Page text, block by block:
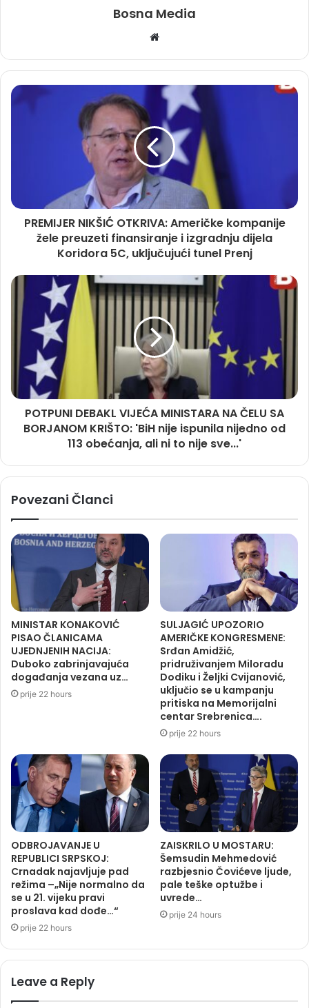
Bosna Media
Website
PREMIJER NIKŠIĆ OTKRIVA: Američke kompanije
žele preuzeti finansiranje i izgradnju dijela
Koridora 5C, uključujući tunel Prenj
POTPUNI DEBAKL VIJEĆA MINISTARA NA ČELU SA
BORJANOM KRIŠTO: 'BiH nije ispunila nijedno od
113 obećanja, ali ni to nije sve...'
Povezani Članci
MINISTAR KONAKOVIĆ
PISAO ČLANICAMA
UJEDNJENIH NACIJA:
Duboko zabrinjavajuća
događanja vezana uz…
prije 22 hours
SULJAGIĆ UPOZORIO
AMERIČKE KONGRESMENE:
Srđan Amidžić,
pridruživanjem Miloradu
Dodiku i Željki Cvijanović,
uključio se u kampanju
pritiska na Memorijalni
centar Srebrenica….
prije 22 hours
ODBROJAVANJE U
REPUBLICI SRPSKOJ:
Crnadak najavljuje pad
režima –„Nije normalno da
se u 21. vijeku pravi
proslava kad dođe…“
prije 22 hours
ZAISKRILO U MOSTARU:
Šemsudin Mehmedović
razbjesnio Čovićeve ljude,
pale teške optužbe i
uvrede…
prije 24 hours
Leave a Reply